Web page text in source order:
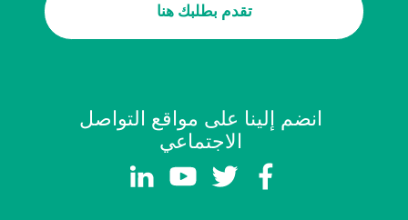
تقدم بطلبك هنا
انضم إلينا على مواقع التواصل
الاجتماعي